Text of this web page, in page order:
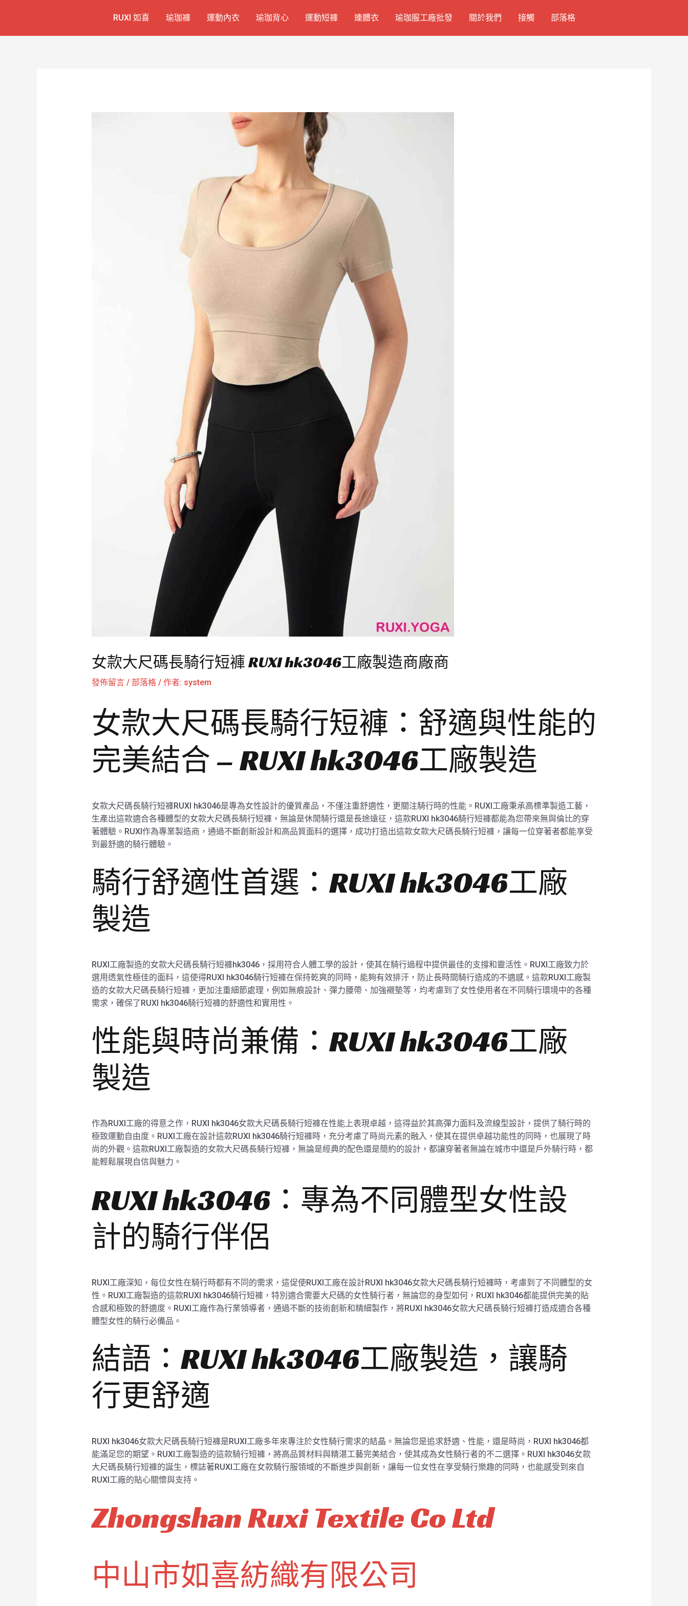
RUXI 如喜 瑜珈褲 運動內衣 瑜珈背心 運動短褲 連體衣 瑜珈服工廠批發 關於我們 接觸 部落格
女款大尺碼長騎行短褲 RUXI hk3046工廠製造商廠商
發佈留言 / 部落格/ 作者: system
女款大尺碼長騎行短褲：舒適與性能的
完美結合 – RUXI hk3046工廠製造
女款大尺碼長騎行短褲RUXI hk3046是專為女性設計的優質產品，不僅注重舒適性，更關注騎行時的性能。RUXI工廠秉承高標準製造工藝，
生產出這款適合各種體型的女款大尺碼長騎行短褲，無論是休閒騎行還是長途遠征，這款RUXI hk3046騎行短褲都能為您帶來無與倫比的穿
著體驗。RUXI作為專業製造商，通過不斷創新設計和高品質面料的選擇，成功打造出這款女款大尺碼長騎行短褲，讓每一位穿著者都能享受
到最舒適的騎行體驗。
騎行舒適性首選：RUXI hk3046工廠
製造
RUXI工廠製造的女款大尺碼長騎行短褲hk3046，採用符合人體工學的設計，使其在騎行過程中提供最佳的支撐和靈活性。RUXI工廠致力於
選用透氣性極佳的面料，這使得RUXI hk3046騎行短褲在保持乾爽的同時，能夠有效排汗，防止長時間騎行造成的不適感。這款RUXI工廠製
造的女款大尺碼長騎行短褲，更加注重細節處理，例如無痕設計、彈力腰帶、加強襯墊等，均考慮到了女性使用者在不同騎行環境中的各種
需求，確保了RUXI hk3046騎行短褲的舒適性和實用性。
性能與時尚兼備：RUXI hk3046工廠
製造
作為RUXI工廠的得意之作，RUXI hk3046女款大尺碼長騎行短褲在性能上表現卓越，這得益於其高彈力面料及流線型設計，提供了騎行時的
極致運動自由度。RUXI工廠在設計這款RUXI hk3046騎行短褲時，充分考慮了時尚元素的融入，使其在提供卓越功能性的同時，也展現了時
尚的外觀。這款RUXI工廠製造的女款大尺碼長騎行短褲，無論是經典的配色還是簡約的設計，都讓穿著者無論在城市中還是戶外騎行時，都
能輕鬆展現自信與魅力。
RUXI hk3046：專為不同體型女性設
計的騎行伴侶
RUXI工廠深知，每位女性在騎行時都有不同的需求，這促使RUXI工廠在設計RUXI hk3046女款大尺碼長騎行短褲時，考慮到了不同體型的女
性。RUXI工廠製造的這款RUXI hk3046騎行短褲，特別適合需要大尺碼的女性騎行者，無論您的身型如何，RUXI hk3046都能提供完美的貼
合感和極致的舒適度。RUXI工廠作為行業領導者，通過不斷的技術創新和精細製作，將RUXI hk3046女款大尺碼長騎行短褲打造成適合各種
體型女性的騎行必備品。
結語：RUXI hk3046工廠製造，讓騎
行更舒適
RUXI hk3046女款大尺碼長騎行短褲是RUXI工廠多年來專注於女性騎行需求的結晶。無論您是追求舒適、性能，還是時尚，RUXI hk3046都
能滿足您的期望。RUXI工廠製造的這款騎行短褲，將高品質材料與精湛工藝完美結合，使其成為女性騎行者的不二選擇。RUXI hk3046女款
大尺碼長騎行短褲的誕生，標誌著RUXI工廠在女款騎行服領域的不斷進步與創新，讓每一位女性在享受騎行樂趣的同時，也能感受到來自
RUXI工廠的貼心關懷與支持。
Zhongshan Ruxi Textile Co Ltd
中山市如喜紡織有限公司